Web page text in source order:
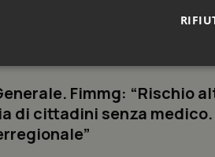
operative fornite dal Ministero della
farmaco basato sull'identificativo
Fimmg: “Rischio
di cittadini senza
Statistici